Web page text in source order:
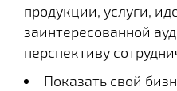
продукции, услуги,
заинтересованной
перспективу
Показать свой